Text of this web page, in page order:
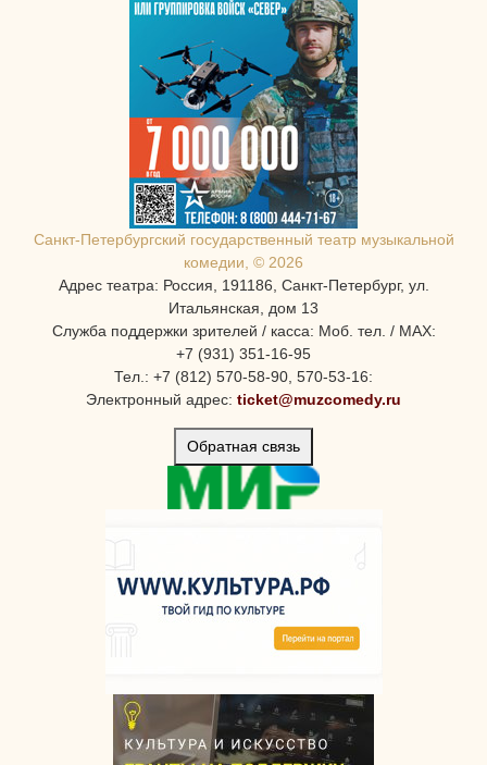
Санкт-Петербургcкий государственный театр музыкальной
комедии, © 2026
Адрес театра: Россия, 191186, Санкт-Петербург, ул.
Итальянская, дом 13
Служба поддержки зрителей / касса: Моб. тел. / MAX:
+7 (931) 351-16-95
Тел.: +7 (812) 570-58-90, 570-53-16:
Электронный адрес: ticket@muzcomedy.ru
Обратная связь